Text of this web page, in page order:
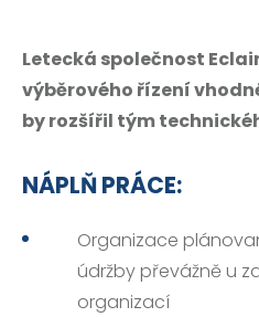
Letecká společnost
výběrového řízení
by rozšířil tým
NÁPLŇ PRÁCE:
Organizace
údržby převážně u
organizací